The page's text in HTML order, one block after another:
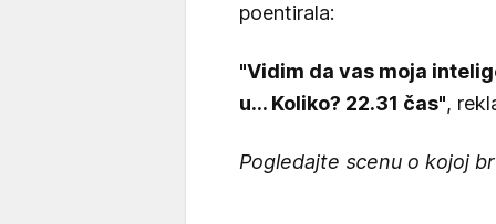
poentirala:
"Vidim da vas moja
u... Koliko? 22.31 čas",
Pogledajte scenu o kojoj